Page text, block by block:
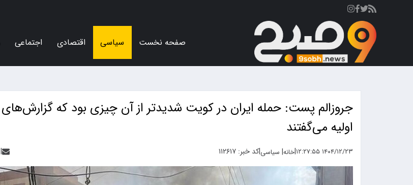
صفحه نخست سیاسی اقتصادی اجتماعی
جروزالم پست: حمله ایران در کویت شدیدتر از آن چیزی بود که گزارش‌های
اولیه می‌گفتند
۱۴۰۴/۱۲/۲۳ ۱۲:۲۷:۵۵ |خانه| سیاسی|کد خبر: ۱۱۲۶۱۷ |